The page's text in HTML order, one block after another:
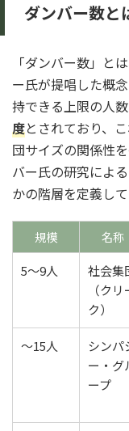
ダンバー数と
「ダンバー数」と
ー氏が提唱した概
持できる上限の人
度とされており、
団サイズの関係性
バー氏の研究によ
かの階層を定義して
規模 名称
5～9人
社会集
（クリ
ク）
～15人
シンパ
ー・グ
ープ